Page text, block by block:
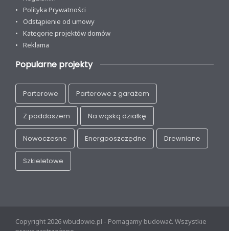
Polityka Prywatności
Odstąpienie od umowy
Kategorie projektów domów
Reklama
Popularne projekty
Parterowe Parterowe z garażem
Z poddaszem Na wąską działkę
Nowoczesne Energooszczędne Drewniane
Szkieletowe
Copyright 2026 wbudowie.pl - Pomagamy budować. Wszystkie